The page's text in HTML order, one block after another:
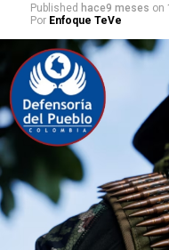
Published hace9 meses on
Por Enfoque TeVe